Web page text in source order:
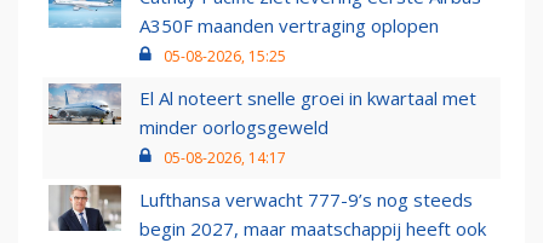
A350F maanden vertraging oplopen
05-08-2026, 15:25
El Al noteert snelle groei in kwartaal met
minder oorlogsgeweld
05-08-2026, 14:17
Lufthansa verwacht 777-9’s nog steeds
begin 2027, maar maatschappij heeft ook